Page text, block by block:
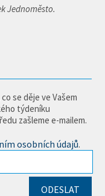
Jednoměsto.
se děje ve Vašem
týdeníku
zašleme e-mailem.
osobních údajů.